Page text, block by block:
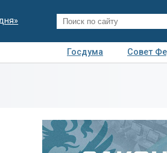
Госдума
Совет